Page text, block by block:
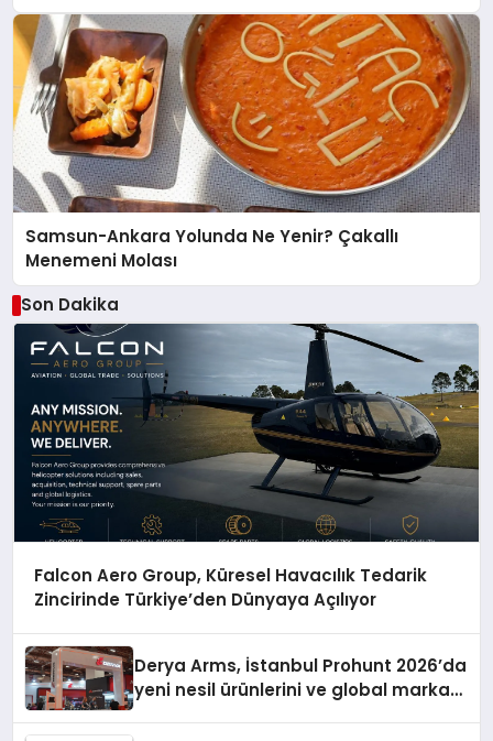
Samsun-Ankara Yolunda Ne Yenir? Çakallı
Menemeni Molası
Son Dakika
Falcon Aero Group, Küresel Havacılık Tedarik
Zincirinde Türkiye’den Dünyaya Açılıyor
Derya Arms, İstanbul Prohunt 2026’da
yeni nesil ürünlerini ve global marka